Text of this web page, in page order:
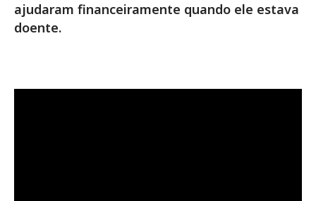
ajudaram financeiramente quando ele estava
doente.